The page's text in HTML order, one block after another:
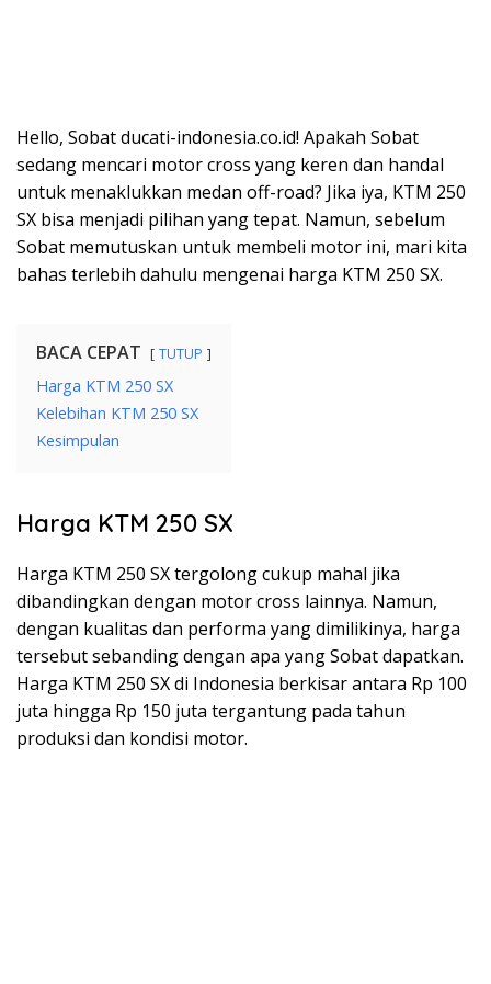
Hello, Sobat ducati-indonesia.co.id! Apakah Sobat
sedang mencari motor cross yang keren dan handal
untuk menaklukkan medan off-road? Jika iya, KTM 250
SX bisa menjadi pilihan yang tepat. Namun, sebelum
Sobat memutuskan untuk membeli motor ini, mari kita
bahas terlebih dahulu mengenai harga KTM 250 SX.
BACA CEPAT TUTUP
Harga KTM 250 SX
Kelebihan KTM 250 SX
Kesimpulan
Harga KTM 250 SX
Harga KTM 250 SX tergolong cukup mahal jika
dibandingkan dengan motor cross lainnya. Namun,
dengan kualitas dan performa yang dimilikinya, harga
tersebut sebanding dengan apa yang Sobat dapatkan.
Harga KTM 250 SX di Indonesia berkisar antara Rp 100
juta hingga Rp 150 juta tergantung pada tahun
produksi dan kondisi motor.